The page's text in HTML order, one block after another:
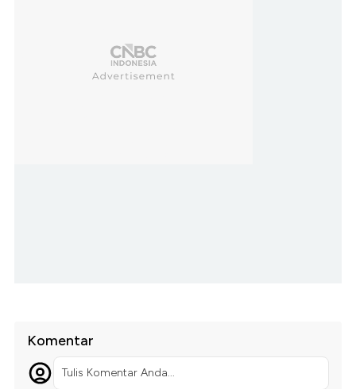
Komentar
Tulis Komentar Anda...